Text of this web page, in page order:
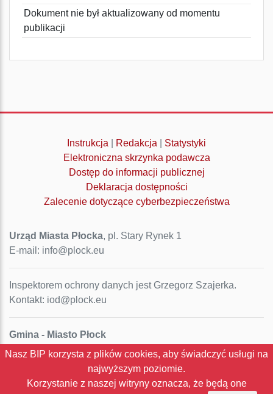
Dokument nie był aktualizowany od momentu
publikacji
Instrukcja Redakcja
Statystyki
Elektroniczna skrzynka podawcza
Dostęp do informacji publicznej
Deklaracja dostępności
Zalecenie dotyczące cyberbezpieczeństwa
Urząd Miasta Płocka, pl. Stary Rynek 1
E-mail: info@plock.eu
Inspektorem ochrony danych jest Grzegorz Szajerka.
Kontakt: iod@plock.eu
Gmina - Miasto Płock
Pl. Stary Rynek 1
NIP: 774-31-35-712
Nasz BIP korzysta z plików cookies, aby świadczyć usługi na
najwyższym poziomie.
Korzystanie z naszej witryny oznacza, że będą one